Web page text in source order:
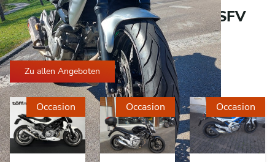
Andere Angebote zu SUZUKI SFV
650 Gladius
Zu allen Angeboten
Occasion Occasion Occasion